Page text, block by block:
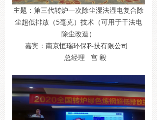
主题：第三代转炉一次除尘湿法湿电复合除
尘超低排放（5毫克）技术（可用于干法电
除尘改造）
嘉宾：南京恒瑞环保科技有限公司
总经理 宫 毅